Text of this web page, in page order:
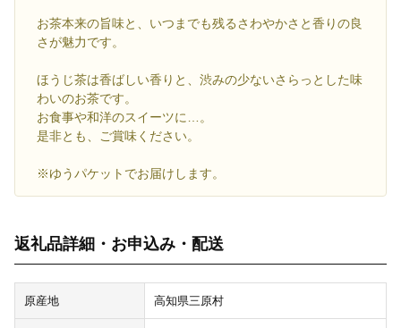
お茶本来の旨味と、いつまでも残るさわやかさと香りの良
さが魅力です。
ほうじ茶は香ばしい香りと、渋みの少ないさらっとした味
わいのお茶です。
お食事や和洋のスイーツに…。
是非とも、ご賞味ください。
※ゆうパケットでお届けします。
返礼品詳細・お申込み・配送
原産地 高知県三原村